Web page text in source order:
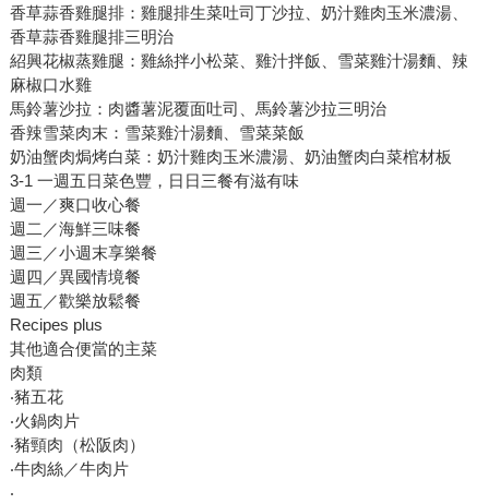
香草蒜香雞腿排：雞腿排生菜吐司丁沙拉、奶汁雞肉玉米濃湯、
香草蒜香雞腿排三明治
紹興花椒蒸雞腿：雞絲拌小松菜、雞汁拌飯、雪菜雞汁湯麵、辣
麻椒口水雞
馬鈴薯沙拉：肉醬薯泥覆面吐司、馬鈴薯沙拉三明治
香辣雪菜肉末：雪菜雞汁湯麵、雪菜菜飯
奶油蟹肉焗烤白菜：奶汁雞肉玉米濃湯、奶油蟹肉白菜棺材板
3-1 一週五日菜色豐，日日三餐有滋有味
週一／爽口收心餐
週二／海鮮三味餐
週三／小週末享樂餐
週四／異國情境餐
週五／歡樂放鬆餐
Recipes plus
其他適合便當的主菜
肉類
‧豬五花
‧火鍋肉片
‧豬頸肉（松阪肉）
‧牛肉絲／牛肉片
‧